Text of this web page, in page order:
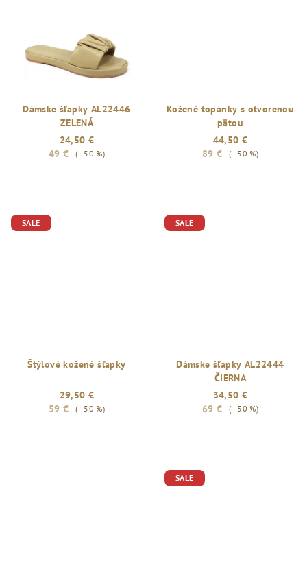
Dámske šľapky AL22446
ZELENÁ
24,50 €
49 €
(–50 %)
Kožené topánky s otvorenou
pätou
44,50 €
89 €
(–50 %)
SALE
Štýlové kožené šľapky
29,50 €
59 €
(–50 %)
SALE
Dámske šľapky AL22444
ČIERNA
34,50 €
69 €
(–50 %)
SALE